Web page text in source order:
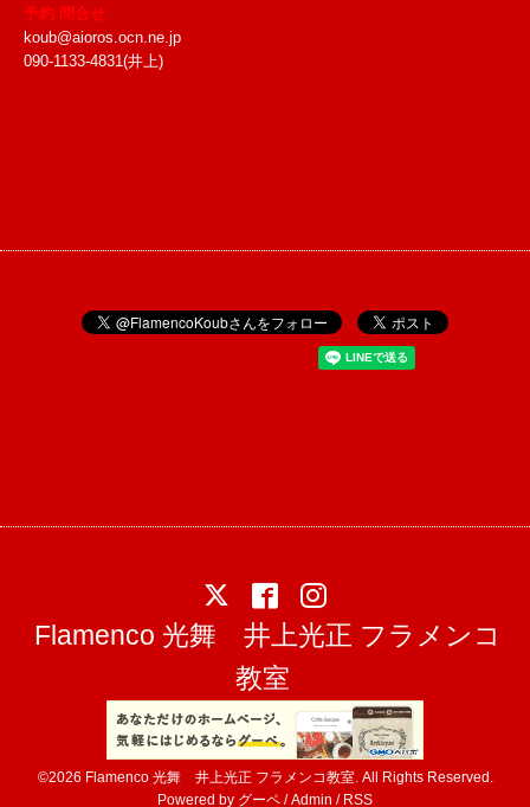
予約 問合せ
koub@aioros.ocn.ne.jp
090-1133-4831(井上)
Flamenco 光舞 井上光正 フラメンコ
教室
©2026 Flamenco 光舞 井上光正 フラメンコ教室. All Rights Reserved.
Powered by グーペ /Admin / RSS